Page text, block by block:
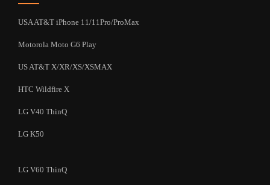
USA AT&T iPhone 11/11Pro/ProMax
Motorola Moto G6 Play
US AT&T X/XR/XS/XSMAX
HTC Wildfire X
LG V40 ThinQ
LG K50
LG V60 ThinQ